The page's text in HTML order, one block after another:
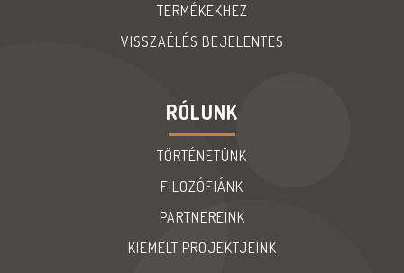
TERMÉKEKHEZ
VISSZAÉLÉS BEJELENTES
RÓLUNK
TÖRTÉNETÜNK
FILOZÓFIÁNK
PARTNEREINK
KIEMELT PROJEKTJEINK